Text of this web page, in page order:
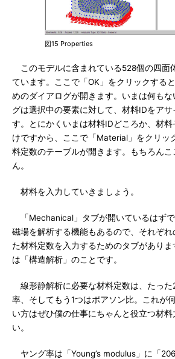
図15 Properties
このモデルに含まれている528個の四面
ています。ここで「OK」をクリックする
めのダイアログが開きます。いまは何も
グは選択中の要素に対して、材料IDをア
す。とにかくいまは材料IDどころか、材
けですから、ここで「Material」をクリッ
料定数のテーブルが開きます。もちろん
ん。
材料を入力していきましょう。
「Mechanical」タブが開いているはず
磁場を解析する機能もあるので、それぞ
た材料定数を入力するためのタブがありま
は「構造解析」のことです。
線形静解析に必要な材料定数は、たった
率、そしてもう1つはポアソン比。これが
い方はぜひ僕の仕事にちゃんと役立つ材料
い。
ヤング率は「Young’s modulus」に「